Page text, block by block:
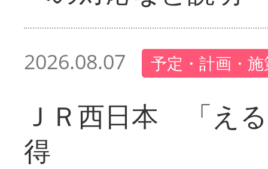
2026.08.07 予定・計画・
ＪＲ西日本 「え
得